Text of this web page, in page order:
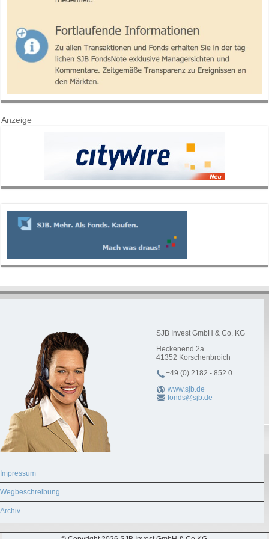
Anzeige
SJB Invest GmbH & Co. KG
Heckenend 2a
41352 Korschenbroich
+49 (0) 2182 - 852 0
www.sjb.de
fonds@sjb.de
Impressum
Wegbeschreibung
Archiv